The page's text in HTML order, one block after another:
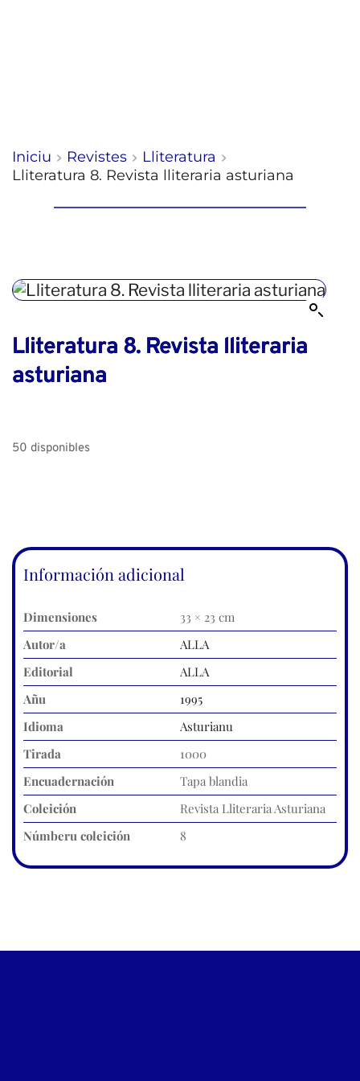
Iniciu Revistes
Lliteratura
Lliteratura 8. Revista lliteraria asturiana
Lliteratura 8. Revista lliteraria
asturiana
50 disponibles
Información adicional
Dimensiones
33 × 23 cm
Autor/a
ALLA
Editorial
ALLA
Añu
1995
Idioma
Asturianu
Tirada
1000
Encuadernación
Tapa blandia
Coleición
Revista Lliteraria Asturiana
Númberu coleición
8